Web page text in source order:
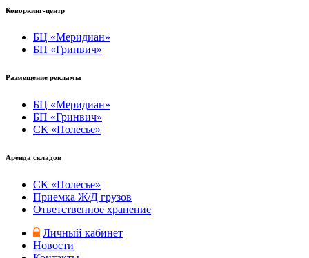
Коворкинг-центр
БЦ «Меридиан»
БП «Гринвич»
Размещение рекламы
БЦ «Меридиан»
БП «Гринвич»
СК «Полесье»
Аренда складов
СК «Полесье»
Приемка Ж/Д грузов
Ответственное хранение
Личный кабинет
Новости